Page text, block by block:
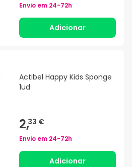
Envio em 24-72h
Adicionar
Actibel Happy Kids Sponge
1ud
2,33 €
Envio em 24-72h
Adicionar